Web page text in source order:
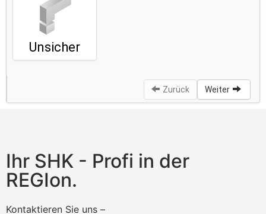
Ihr SHK - Profi in der
REGIon.
Kontaktieren Sie uns –